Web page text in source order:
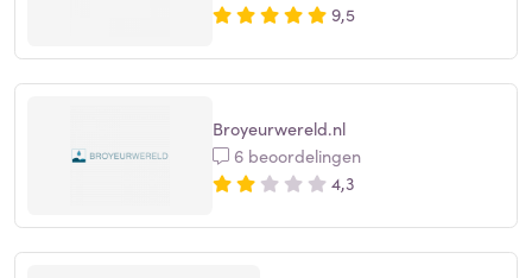
9,5
Broyeurwereld.nl
6 beoordelingen
4,3